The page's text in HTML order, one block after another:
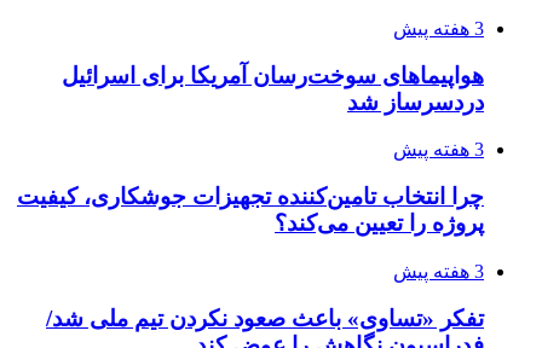
3 هفته پیش
هواپیماهای سوخت‌رسان آمریکا برای اسرائیل
دردسرساز شد
3 هفته پیش
چرا انتخاب تامین‌کننده تجهیزات جوشکاری، کیفیت
پروژه را تعیین می‌کند؟
3 هفته پیش
تفکر «تساوی» باعث صعود نکردن تیم ملی شد/